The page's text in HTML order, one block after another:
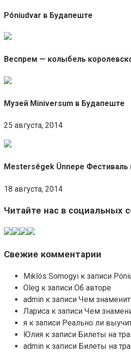
Póniudvar в Будапеште
Веспрем — колыбель
Музей Miniversum в Будапеште
25 августа, 2014
Mesterségek Ünnepe Фестиваль
18 августа, 2014
Читайте нас в социальных
Свежие комментарии
Miklós Somogyi к записи
Oleg к записи Об авторе
admin к записи Чем
Лариса к записи Чем
я к записи Реально ли
Юлия к записи Билеты на
admin к записи Билеты на